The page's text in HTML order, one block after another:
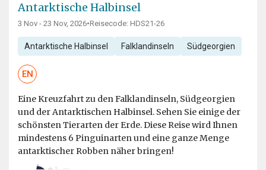
Antarktische Halbinsel
3 Nov - 23 Nov, 2026•Reisecode: HDS21-26
Antarktische Halbinsel Falklandinseln Südgeorgien
EN
Eine Kreuzfahrt zu den Falklandinseln, Südgeorgien
und der Antarktischen Halbinsel. Sehen Sie einige der
schönsten Tierarten der Erde. Diese Reise wird Ihnen
mindestens 6 Pinguinarten und eine ganze Menge
antarktischer Robben näher bringen!